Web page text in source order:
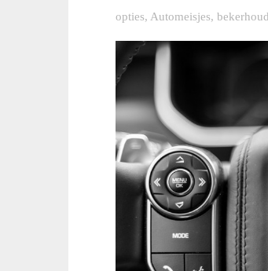
opties, Automeisjes,